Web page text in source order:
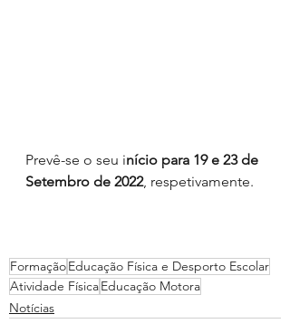
Prevê-se o seu início para 19 e 23 de
Setembro de 2022, respetivamente.
FormaçãoEducação Física e Desporto Escolar
Atividade FísicaEducação Motora
Notícias